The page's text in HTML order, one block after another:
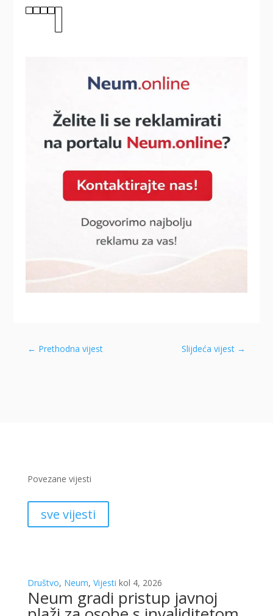
← Prethodna vijest Slijdeća vijest →
Povezane vijesti
sve vijesti
Društvo, Neum, Vijesti kol 4, 2026
Neum gradi pristup javnoj